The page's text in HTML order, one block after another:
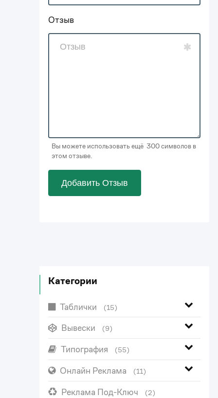
Отзыв
Вы можете использовать ещё 300 символов в
этом отзыве.
Добавить Отзыв
Категории
Таблички (15)
Вывески (9)
Типография (55)
Онлайн Реклама (11)
Реклама Под-Ключ (2)